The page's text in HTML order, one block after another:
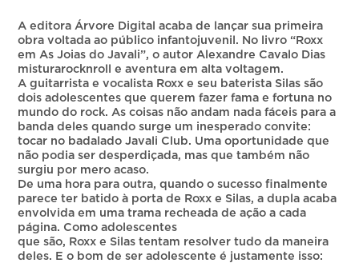
A editora Árvore Digital acaba de lançar sua primeira
obra voltada ao público infantojuvenil. No livro “Roxx
em As Joias do Javali”, o autor Alexandre Cavalo Dias
misturarocknroll e aventura em alta voltagem.
A guitarrista e vocalista Roxx e seu baterista Silas são
dois adolescentes que querem fazer fama e fortuna no
mundo do rock. As coisas não andam nada fáceis para a
banda deles quando surge um inesperado convite:
tocar no badalado Javali Club. Uma oportunidade que
não podia ser desperdiçada, mas que também não
surgiu por mero acaso.
De uma hora para outra, quando o sucesso finalmente
parece ter batido à porta de Roxx e Silas, a dupla acaba
envolvida em uma trama recheada de ação a cada
página. Como adolescentes
que são, Roxx e Silas tentam resolver tudo da maneira
deles. E o bom de ser adolescente é justamente isso: